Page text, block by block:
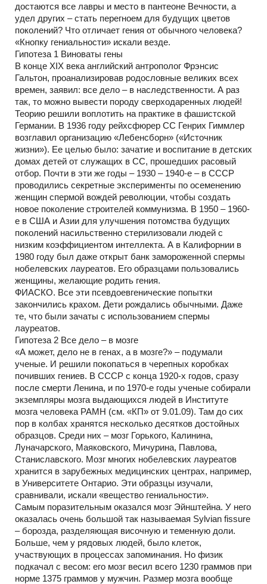
достаются все лавры и место в пантеоне Вечности, а
удел других – стать перегноем для будущих цветов
поколений? Что отличает гения от обычного человека?
«Кнопку гениальности» искали везде.
Гипотеза 1 Виноваты гены
В конце XIX века английский антрополог Фрэнсис
Гальтон, проанализировав родословные великих всех
времен, заявил: все дело – в наследственности. А раз
так, то можно вывести породу сверходаренных людей!
Теорию решили воплотить на практике в фашистской
Германии. В 1936 году рейхсфюрер СС Генрих Гиммлер
возглавил организацию «Лебенсборн» («Источник
жизни»). Ее целью было: зачатие и воспитание в детских
домах детей от служащих в СС, прошедших расовый
отбор. Почти в эти же годы – 1930 – 1940-е – в СССР
проводились секретные эксперименты по осеменению
женщин спермой вождей революции, чтобы создать
новое поколение строителей коммунизма. В 1950 – 1960-
е в США и Азии для улучшения потомства будущих
поколений насильственно стерилизовали людей с
низким коэффициентом интеллекта. А в Калифорнии в
1980 году был даже открыт банк замороженной спермы
нобелевских лауреатов. Его образцами пользовались
женщины, желающие родить гения.
ФИАСКО. Все эти псевдоевгенические попытки
закончились крахом. Дети рождались обычными. Даже
те, что были зачаты с использованием спермы
лауреатов.
Гипотеза 2 Все дело – в мозге
«А может, дело не в генах, а в мозге?» – подумали
ученые. И решили покопаться в черепных коробках
почивших гениев. В СССР с конца 1920-х годов, сразу
после смерти Ленина, и по 1970-е годы ученые собирали
экземпляры мозга выдающихся людей в Институте
мозга человека РАМН (см. «КП» от 9.01.09). Там до сих
пор в колбах хранятся несколько десятков достойных
образцов. Среди них – мозг Горького, Калинина,
Луначарского, Маяковского, Мичурина, Павлова,
Станиславского. Мозг многих нобелевских лауреатов
хранится в зарубежных медицинских центрах, например,
в Университете Онтарио. Эти образцы изучали,
сравнивали, искали «вещество гениальности».
Самым поразительным оказался мозг Эйнштейна. У него
оказалась очень большой так называемая Sylvian fissure
– борозда, разделяющая височную и теменную доли.
Больше, чем у рядовых людей, было клеток,
участвующих в процессах запоминания. Но физик
подкачал с весом: его мозг весил всего 1230 граммов при
норме 1375 граммов у мужчин. Размер мозга вообще